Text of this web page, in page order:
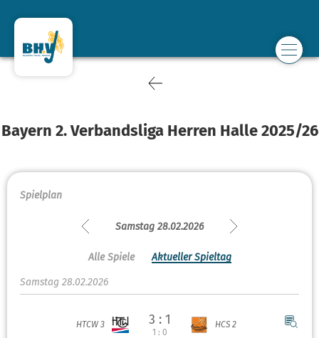
Bayern 2. Verbandsliga Herren Halle 2025/26
Spielplan
Samstag 28.02.2026
Alle Spiele Aktueller Spieltag
Samstag 28.02.2026
HTCW 3 3 : 1
1 : 0
HCS 2